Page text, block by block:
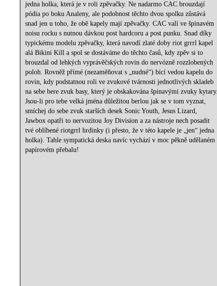
jedna holka, která je v roli zpěvačky. Ne nadarmo CAC brouzdají
pódia po boku Analeny, ale podobnost těchto dvou spolku zůstává
snad jen u toho, že obě kapely mají zpěvačky. CAC valí ve špinavém
noisu rocku s nutnou dávkou post hardcoru a post punku. Snad díky
typickému modelu zpěvačky, která navodí zlaté doby riot grrrl kapel
alá Bikini Kill a spol se dostáváme do těchto časů, kdy zpěv si to
brouzdal od lehkých vyprávěčských rovin do nervózně rozzlobených
poloh. Rovněž přímé (nezaměňovat s „nudné“) bicí vedou kapelu do
rovin, kdy podstatnou roli ve zvukové tvárnosti jednotlivých skladeb
na sebe bere zvuk basy, který je obskakována špinavými zvuky
Jsou-li pro tebe velká jména důležitou berlou jak se v tom vyznat,
smíchej do sebe zvuk starších desek Sonic Youth, Jesus Lizard,
Jawbox opatři to nervozitou Joy Division a za nástroje nech posadit
tvé oblíbené riotgrrl hrdinky (i přesto, že v této kapele je „jen“ jedna
holka). Tahle sympatická deska navíc vychází v moc pěkně udělaném
papírovém přebalu!